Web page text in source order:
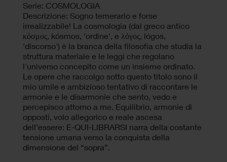
Serie: COSMOLOGIA
Descrizione: Sogno temerario e forse
irrealizzabile! La cosmologia (dal greco antico
κόσμος, kósmos, 'ordine', e λόγος, lógos,
'discorso') è la branca della filosofia che studia la
struttura materiale e le leggi che regolano
l'universo concepito come un insieme ordinato.
Le opere che raccolgo sotto questo titolo sono il
mio umile e ambizioso tentativo di raccontare le
armonie e le disarmonie che sento, vedo e
percepisco attorno a me. Equilibrio, armonie di
opposti, volo allegorico e reale ascesa
dell’essere: E-QUI-LIBRARSI narra della costante
tensione umana verso la conquista della
dimensione del “sopra”.